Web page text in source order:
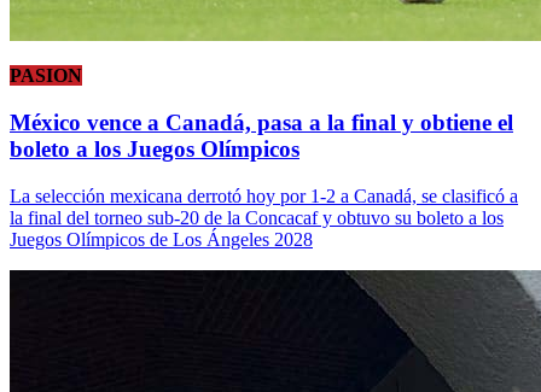
PASION
México vence a Canadá, pasa a la final y obtiene el
boleto a los Juegos Olímpicos
La selección mexicana derrotó hoy por 1-2 a Canadá, se clasificó a
la final del torneo sub-20 de la Concacaf y obtuvo su boleto a los
Juegos Olímpicos de Los Ángeles 2028